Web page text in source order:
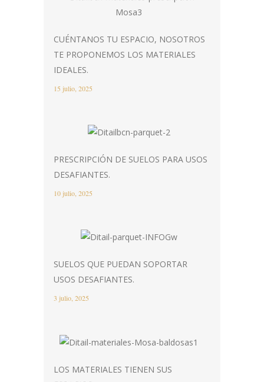
CUÉNTANOS TU ESPACIO, NOSOTROS
TE PROPONEMOS LOS MATERIALES
IDEALES.
15 julio, 2025
PRESCRIPCIÓN DE SUELOS PARA USOS
DESAFIANTES.
10 julio, 2025
SUELOS QUE PUEDAN SOPORTAR
USOS DESAFIANTES.
3 julio, 2025
LOS MATERIALES TIENEN SUS